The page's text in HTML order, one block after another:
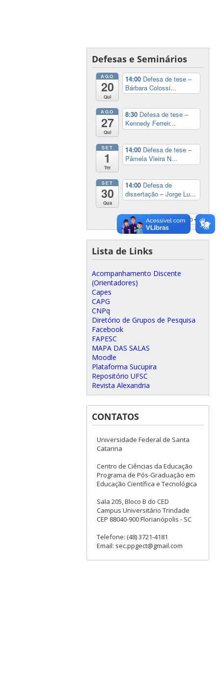
Defesas e Seminários
AGO
20
Qui
14:00 Defesa de tese –
Bárbara Colossi...
AGO
27
Qui
8:30 Defesa de tese –
Kennedy Ferreir...
SET
1
Ter
14:00 Defesa de tese –
Pâmela Vieira N...
SET
30
Qua
14:00 Defesa de
dissertação – Jorge Lu...
Ver Calendário
Lista de Links
Acompanhamento Discente
(Orientadores)
Capes
CAPG
CNPq
Diretório de Grupos de Pesquisa
Facebook
FAPESC
MAPA DAS SALAS
Moodle
Plataforma Sucupira
Repositório UFSC
Revista Alexandria
CONTATOS
Universidade Federal de Santa
Catarina
Centro de Ciências da Educação
Programa de Pós-Graduação em
Educação Científica e Tecnológica
Sala 205, Bloco B do CED
Campus Universitário Trindade
CEP 88040-900 Florianópolis - SC
Telefone: (48) 3721-4181
Email: sec.ppgect@gmail.com